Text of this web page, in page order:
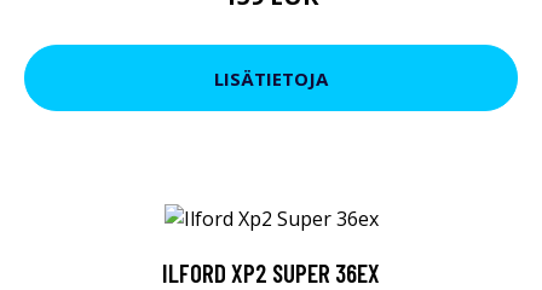
LISÄTIETOJA
ILFORD XP2 SUPER 36EX